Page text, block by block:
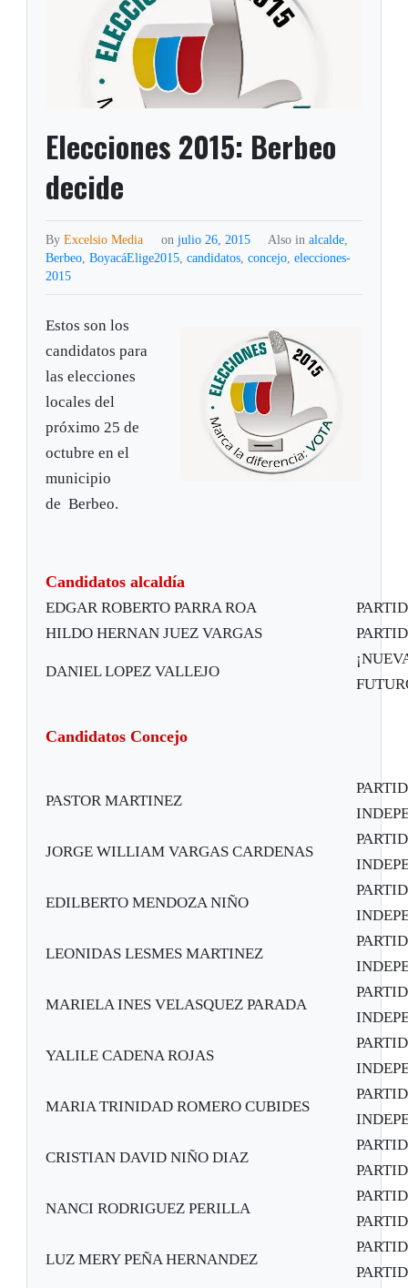
Elecciones 2015: Berbeo
decide
ByExcelsio Media on julio 26, 2015 Also in alcalde,
Berbeo,BoyacáElige2015,candidatos,concejo,elecciones-
2015
Estos son los
candidatos para
las elecciones
locales del
próximo 25 de
octubre en el
municipio
de Berbeo.
Candidatos alcaldía
EDGAR ROBERTO PARRA ROA
HILDO HERNAN JUEZ VARGAS
DANIEL LOPEZ VALLEJO
Candidatos Concejo
PASTOR MARTINEZ
JORGE WILLIAM VARGAS CARDENAS
EDILBERTO MENDOZA NIÑO
LEONIDAS LESMES MARTINEZ
MARIELA INES VELASQUEZ PARADA
YALILE CADENA ROJAS
MARIA TRINIDAD ROMERO CUBIDES
CRISTIAN DAVID NIÑO DIAZ
NANCI RODRIGUEZ PERILLA
LUZ MERY PEÑA HERNANDEZ